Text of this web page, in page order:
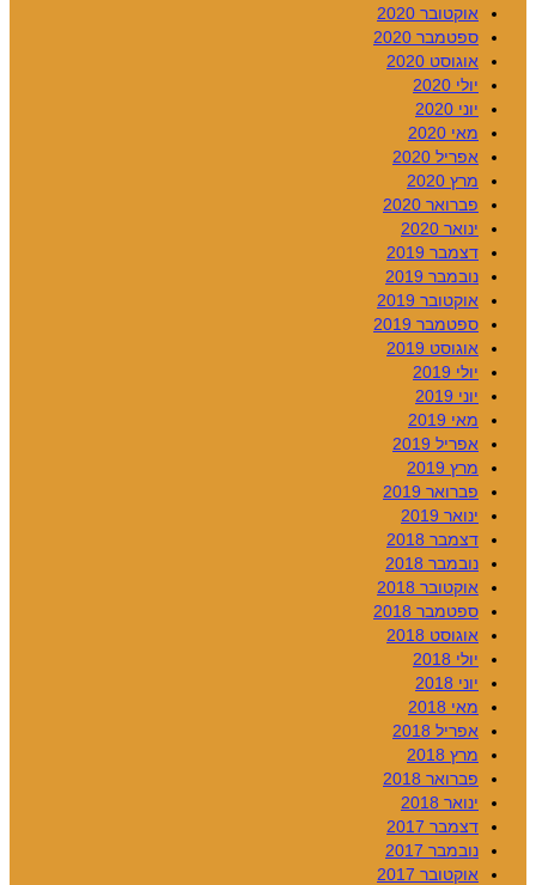
אוקטובר 2020
ספטמבר 2020
אוגוסט 2020
יולי 2020
יוני 2020
מאי 2020
אפריל 2020
מרץ 2020
פברואר 2020
ינואר 2020
דצמבר 2019
נובמבר 2019
אוקטובר 2019
ספטמבר 2019
אוגוסט 2019
יולי 2019
יוני 2019
מאי 2019
אפריל 2019
מרץ 2019
פברואר 2019
ינואר 2019
דצמבר 2018
נובמבר 2018
אוקטובר 2018
ספטמבר 2018
אוגוסט 2018
יולי 2018
יוני 2018
מאי 2018
אפריל 2018
מרץ 2018
פברואר 2018
ינואר 2018
דצמבר 2017
נובמבר 2017
אוקטובר 2017